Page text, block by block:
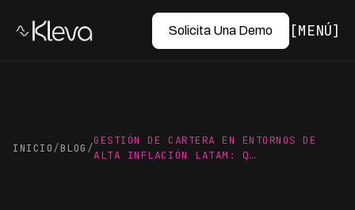
Solicita Una Demo MENÚ
INICIO/BLOG /
GESTIÓN DE CARTERA EN ENTORNOS DE
ALTA INFLACIÓN LATAM: Q…